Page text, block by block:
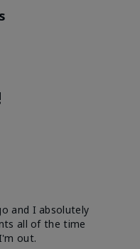
and I absolutely
all of the time
out.